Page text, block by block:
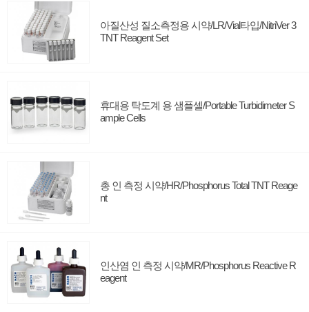
아질산성 질소측정용 시약/LR/Vial타입/NitriVer 3
TNT Reagent Set
휴대용 탁도계 용 샘플셀/Portable Turbidimeter S
ample Cells
총 인 측정 시약/HR/Phosphorus Total TNT Reage
nt
인산염 인 측정 시약/MR/Phosphorus Reactive R
eagent